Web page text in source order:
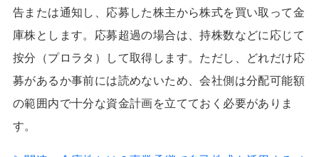
告または通知し、応募した株主から株式を買い取って金
庫株とします。応募超過の場合は、持株数などに応じて
按分（プロラタ）して取得します。ただし、どれだけ応
募があるか事前には読めないため、会社側は分配可能額
の範囲内で十分な資金計画を立てておく必要がありま
す。